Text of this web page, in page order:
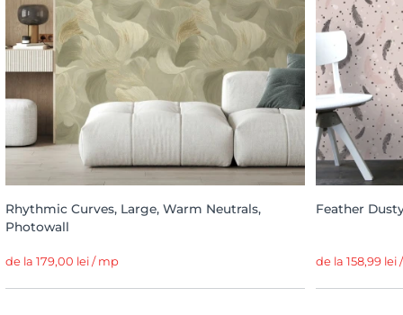
Rhythmic Curves, Large, Warm Neutrals,
Photowall
de la 179,00 lei / mp
Feather
de la 158,99 lei